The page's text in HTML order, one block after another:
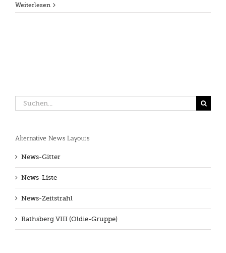
Weiterlesen
Suche
nach:
Alternative News Layouts
News-Gitter
News-Liste
News-Zeitstrahl
Rathsberg VIII (Oldie-Gruppe)